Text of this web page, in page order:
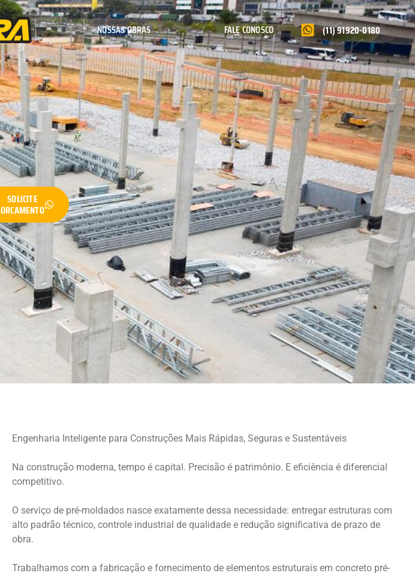
NOSSAS OBRAS FALE CONOSCO (11) 91920-0180
SOLICITE
ORCAMENTO
Engenharia Inteligente para Construções Mais Rápidas, Seguras e Sustentáveis
Na construção moderna, tempo é capital. Precisão é patrimônio. E eficiência é diferencial
competitivo.
O serviço de pré-moldados nasce exatamente dessa necessidade: entregar estruturas com
alto padrão técnico, controle industrial de qualidade e redução significativa de prazo de
obra.
Trabalhamos com a fabricação e fornecimento de elementos estruturais em concreto pré-